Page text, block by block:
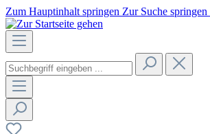
Zum Hauptinhalt springen Zur Suche springen